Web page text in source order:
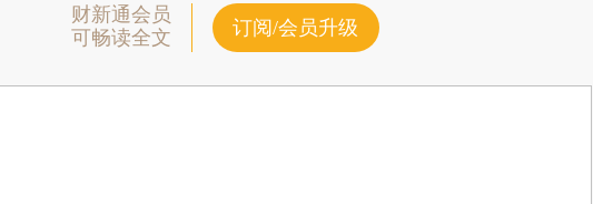
财新通会员
可畅读全文
订阅/会员升级